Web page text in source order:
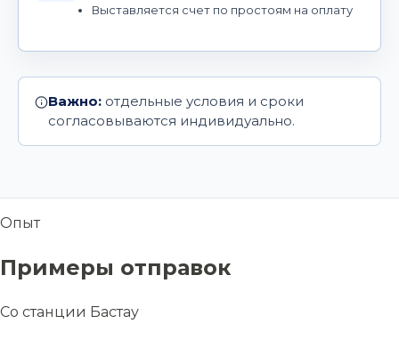
Выставляется счет по простоям на оплату
Важно: отдельные условия и сроки
согласовываются индивидуально.
Опыт
Примеры отправок
Со станции Бастау